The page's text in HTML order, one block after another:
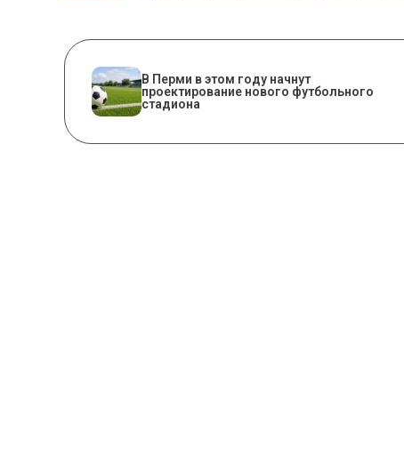
В Перми в этом году начнут
проектирование нового футбольного
стадиона